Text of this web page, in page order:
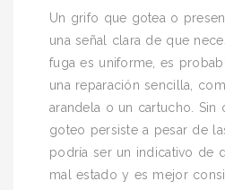
Un grifo que gotea o
una señal clara de que
fuga es uniforme, es
una reparación sencilla,
arandela o un cartucho. Sin
goteo persiste a pesar de
podría ser un indicativo de
mal estado y es mejor